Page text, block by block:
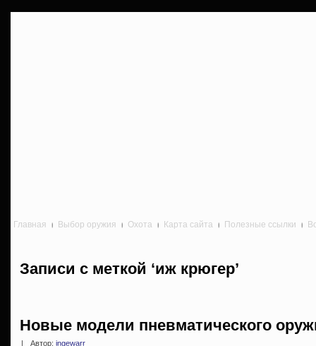
Главная Выбор оружия Охота Карта сайта Полезные ссылки
Записи с меткой ‘иж крюгер’
Новые модели пневматического
Автор: ingewarr